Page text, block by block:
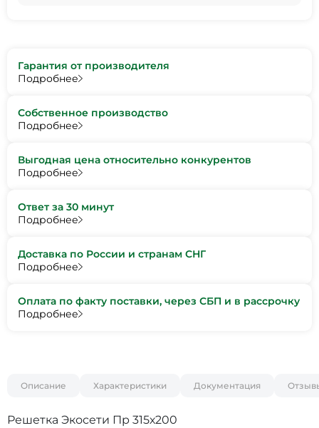
Гарантия от производителя
Подробнее
Собственное производство
Подробнее
Выгодная цена относительно конкурентов
Подробнее
Ответ за 30 минут
Подробнее
Доставка по России и странам СНГ
Подробнее
Оплата по факту поставки, через СБП и в рассрочку
Подробнее
Описание Характеристики Документация
Решетка Экосети Пр 315х200